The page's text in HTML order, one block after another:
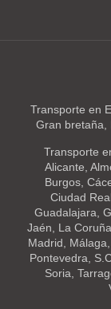
Transporte en
Gran bretaña,
Transporte
Alicante,
Burgos,
Ciudad
Guadalajara,
Jaén, La
Madrid,
Pontevedra,
Soria,